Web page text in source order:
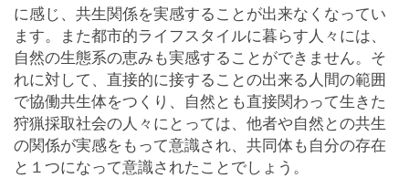
に感じ、共生関係を実感することが出来なくなってい
ます。また都市的ライフスタイルに暮らす人々には、
自然の生態系の恵みも実感することができません。そ
れに対して、直接的に接することの出来る人間の範囲
で協働共生体をつくり、自然とも直接関わって生きた
狩猟採取社会の人々にとっては、他者や自然との共生
の関係が実感をもって意識され、共同体も自分の存在
と１つになって意識されたことでしょう。